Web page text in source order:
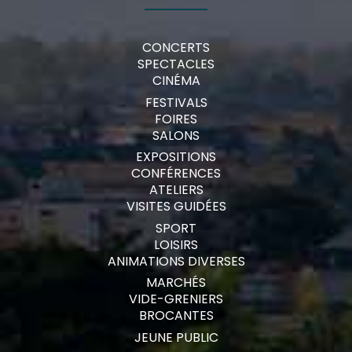
CONCERTS
SPECTACLES
CINÉMA
FESTIVALS
FOIRES
SALONS
EXPOSITIONS
CONFÉRENCES
ATELIERS
VISITES GUIDÉES
SPORT
LOISIRS
ANIMATIONS DIVERSES
MARCHÉS
VIDE-GRENIERS
BROCANTES
JEUNE PUBLIC